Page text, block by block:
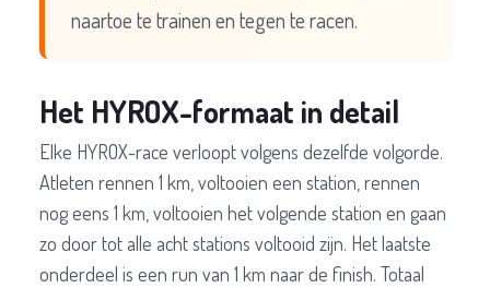
naartoe te trainen en tegen te racen.
Het HYROX-formaat in detail
Elke HYROX-race verloopt volgens dezelfde volgorde.
Atleten rennen 1 km, voltooien een station, rennen
nog eens 1 km, voltooien het volgende station en gaan
zo door tot alle acht stations voltooid zijn. Het laatste
onderdeel is een run van 1 km naar de finish. Totaal